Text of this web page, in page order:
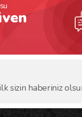
sizin haberiniz